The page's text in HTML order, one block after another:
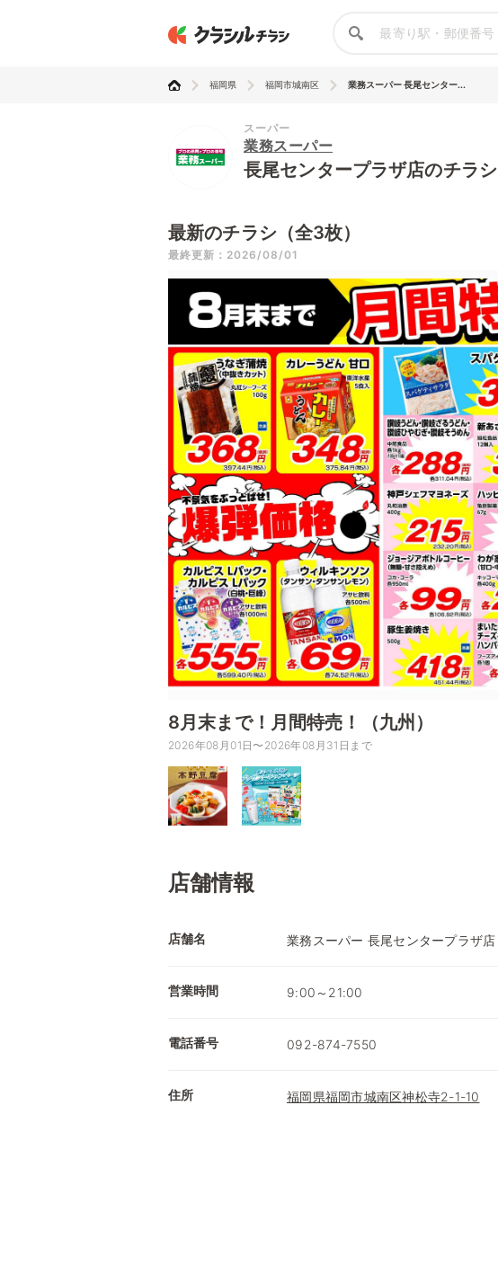
福岡県 福岡市城南区 業務スーパー 長尾センター...
スーパー
業務スーパー
長尾センタープラザ店のチラシ
最新のチラシ（全3枚）
最終更新：2026/08/01
8月末まで！月間特売！（九州）
2026年08月01日〜2026年08月31日まで
店舗情報
店舗名 業務スーパー 長尾センタープラザ店
営業時間 9:00～21:00
電話番号 092-874-7550
住所 福岡県福岡市城南区神松寺2-1-10